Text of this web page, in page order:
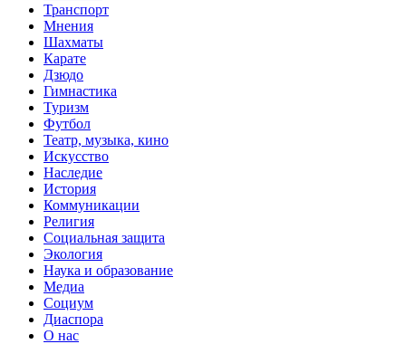
Транспорт
Мнения
Шахматы
Карате
Дзюдо
Гимнастика
Туризм
Футбол
Театр, музыка, кино
Искусство
Наследие
История
Коммуникации
Религия
Социальная защита
Экология
Наука и образование
Медиа
Социум
Диаспора
О нас